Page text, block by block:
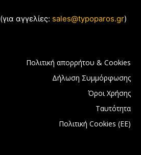
(για αγγελίες: sales@typoparos.gr)
Πολιτική απορρήτου & Cookies
Δήλωση Συμμόρφωσης
Όροι Χρήσης
Ταυτότητα
Πολιτική Cookies (ΕΕ)